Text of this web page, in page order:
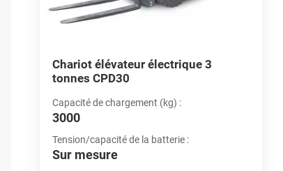
Chariot élévateur électrique 3
tonnes CPD30
Capacité de chargement (kg) :
3000
Tension/capacité de la batterie :
Sur mesure